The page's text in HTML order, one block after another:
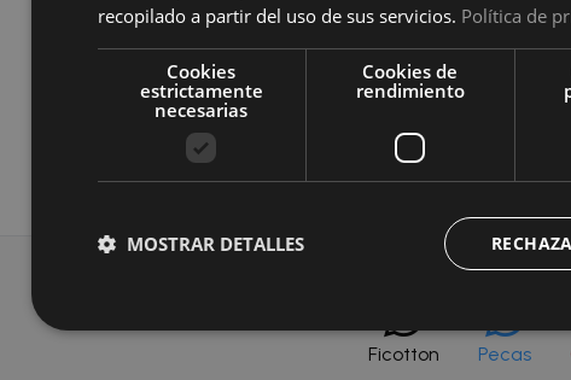
Inicia sesión para ver el precio
Ficotton Pecas
recopilado a partir del uso de sus servicios. Política de
Cookies
estrictamente
necesarias
Cookies de
rendimiento
MOSTRAR DETALLES